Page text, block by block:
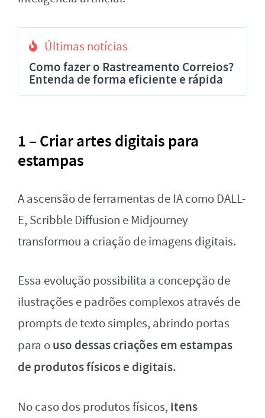
Últimas notícias
Como fazer o Rastreamento Correios?
Entenda de forma eficiente e rápida
1 – Criar artes digitais para
estampas
A ascensão de ferramentas de IA como DALL-
E, Scribble Diffusion e Midjourney
transformou a criação de imagens digitais.
Essa evolução possibilita a concepção de
ilustrações e padrões complexos através de
prompts de texto simples, abrindo portas
para ouso dessas criações em estampas
de produtos físicos e digitais.
No caso dos produtos físicos, itens